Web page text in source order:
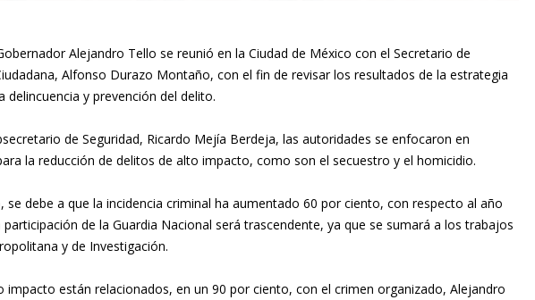
Alejandro Tello se reunió en la Ciudad de México con el Secretario de
Alfonso Durazo Montaño, con el fin de revisar los resultados de la estrategia
y prevención del delito.
de Seguridad, Ricardo Mejía Berdeja, las autoridades se enfocaron en
la reducción de delitos de alto impacto, como son el secuestro y el homicidio.
se debe a que la incidencia criminal ha aumentado 60 por ciento, con respecto al año
de la Guardia Nacional será trascendente, ya que se sumará a los trabajos
y de Investigación.
impacto están relacionados, en un 90 por ciento, con el crimen organizado, Alejandro